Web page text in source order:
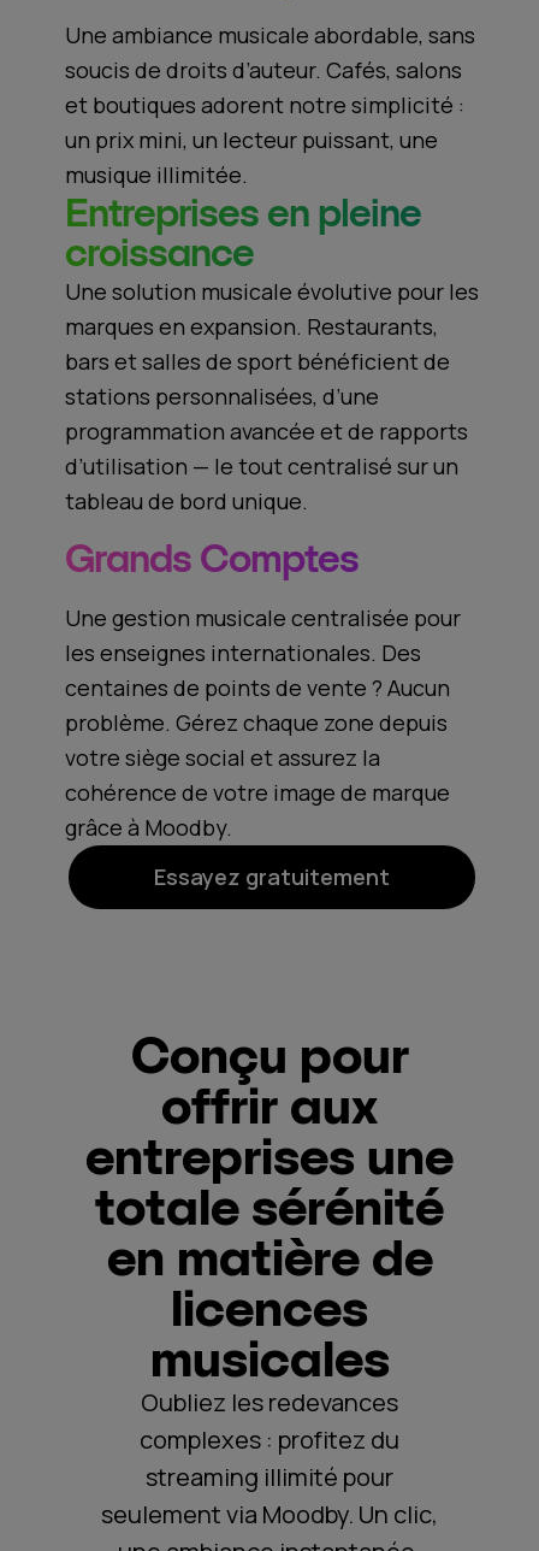
Une ambiance musicale abordable, sans
soucis de droits d’auteur. Cafés, salons
et boutiques adorent notre simplicité :
un prix mini, un lecteur puissant, une
musique illimitée.
Entreprises en pleine
croissance
Une solution musicale évolutive pour les
marques en expansion. Restaurants,
bars et salles de sport bénéficient de
stations personnalisées, d’une
programmation avancée et de rapports
d’utilisation — le tout centralisé sur un
tableau de bord unique.
Grands Comptes
Une gestion musicale centralisée pour
les enseignes internationales. Des
centaines de points de vente ? Aucun
problème. Gérez chaque zone depuis
votre siège social et assurez la
cohérence de votre image de marque
grâce à Moodby.
Essayez gratuitement
Conçu pour
offrir aux
entreprises une
totale sérénité
en matière de
licences
musicales
Oubliez les redevances
complexes : profitez du
streaming illimité pour
seulement via Moodby. Un clic,